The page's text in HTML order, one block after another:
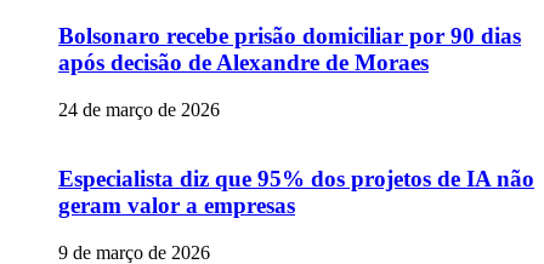
Bolsonaro recebe prisão domiciliar por 90 dias
após decisão de Alexandre de Moraes
24 de março de 2026
Especialista diz que 95% dos projetos de IA não
geram valor a empresas
9 de março de 2026